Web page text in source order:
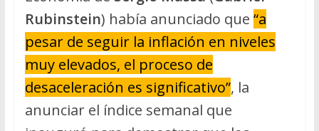
Rubinstein) había anunciado que “a
pesar de seguir la inflación en niveles
muy elevados, el proceso de
desaceleración es significativo”, la
anunciar el índice semanal que